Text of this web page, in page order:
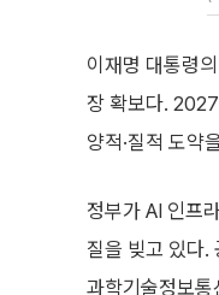
이재명 대통령
장 확보다.
양적·질적 도약
정부가 AI 인프
질을 빚고 있다.
과학기술정보